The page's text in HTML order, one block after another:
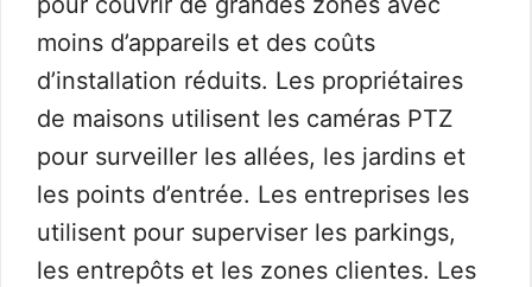
moins d’appareils et des coûts
d’installation réduits. Les propriétaires
de maisons utilisent les caméras PTZ
pour surveiller les allées, les jardins et
les points d’entrée. Les entreprises les
utilisent pour superviser les parkings,
les entrepôts et les zones clientes. Les